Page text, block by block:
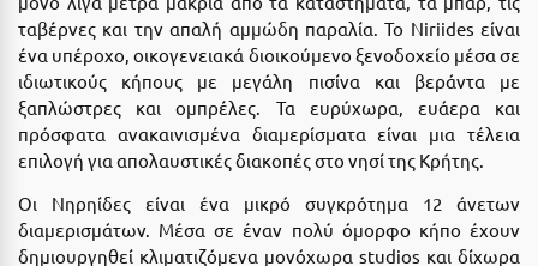
Εύβοια
Ευρυτανία
Ζ
Ζαγοροχώρια
Ζάκυνθος
ταβέρνες και την απαλή αμμώδη παραλία. Το Niriides είναι
ένα υπέροχο, οικογενειακά διοικούμενο ξενοδοχείο μέσα σε
ιδιωτικούς κήπους με μεγάλη πισίνα και βεράντα με
ξαπλώστρες και ομπρέλες. Τα ευρύχωρα, ευάερα και
πρόσφατα ανακαινισμένα διαμερίσματα είναι μια τέλεια
επιλογή για απολαυστικές διακοπές στο νησί της Κρήτης.
Οι Νηρηίδες είναι ένα μικρό συγκρότημα 12 άνετων
διαμερισμάτων. Μέσα σε έναν πολύ όμορφο κήπο έχουν
δημιουργηθεί κλιματιζόμενα μονόχωρα studios και δίχωρα